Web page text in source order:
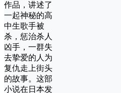
作品，讲述了
一起神秘的高
中生歌手被
杀，惩治杀人
凶手，一群失
去挚爱的人为
复仇走上街头
的故事。这部
小说在日本发